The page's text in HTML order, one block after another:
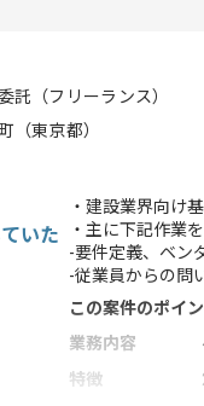
託（フリーランス）
（東京都）
いた
・建設業界向け
・主に下記作業
-要件定義、ベン
-従業員からの問
この案件のポイ
業務内容
特徴